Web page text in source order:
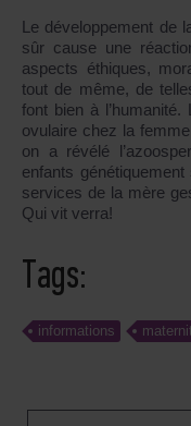
Le développement de
sûr cause une
aspects éthiques,
tout de même, de
font bien à
ovulaire chez la
on a révélé
enfants
services de la mère
Qui vit verra!
Tags:
informations